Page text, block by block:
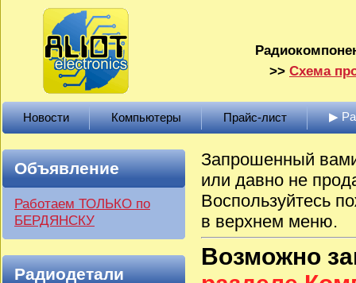
>> Схема
Новости Компьютеры Прайс-лист ▶
Объявление
Работаем ТОЛЬКО по
БЕРДЯНСКУ
Радиодетали
Запрошенный
или давно не
Воспользуйтесь
в верхнем меню.
Возможно